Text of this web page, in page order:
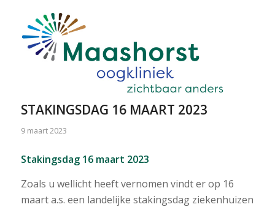
STAKINGSDAG 16 MAART 2023
9 maart 2023
Stakingsdag 16 maart 2023
Zoals u wellicht heeft vernomen vindt er op 16
maart a.s. een landelijke stakingsdag ziekenhuizen